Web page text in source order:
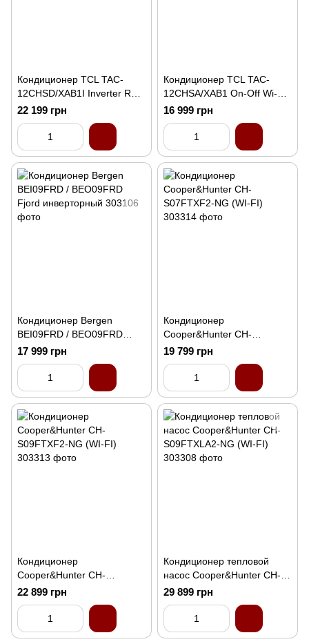
Кондиционер TCL TAC-
12CHSD/XAB1I Inverter R32
WI-FI Ready
22 199 грн
Кондиционер TCL TAC-
12CHSA/XAB1 On-Off Wi-Fi
Ready
16 999 грн
Кондиционер Bergen
BEI09FRD / BEO09FRD
Fjord инверторный
17 999 грн
Кондиционер
Cooper&Hunter CH-
S07FTXF2-NG (WI-FI)
19 799 грн
Кондиционер
Cooper&Hunter CH-
S09FTXF2-NG (WI-FI)
22 899 грн
Кондиционер тепловой
насос Cooper&Hunter CH-
S09FTXLA2-NG (WI-FI)
29 899 грн